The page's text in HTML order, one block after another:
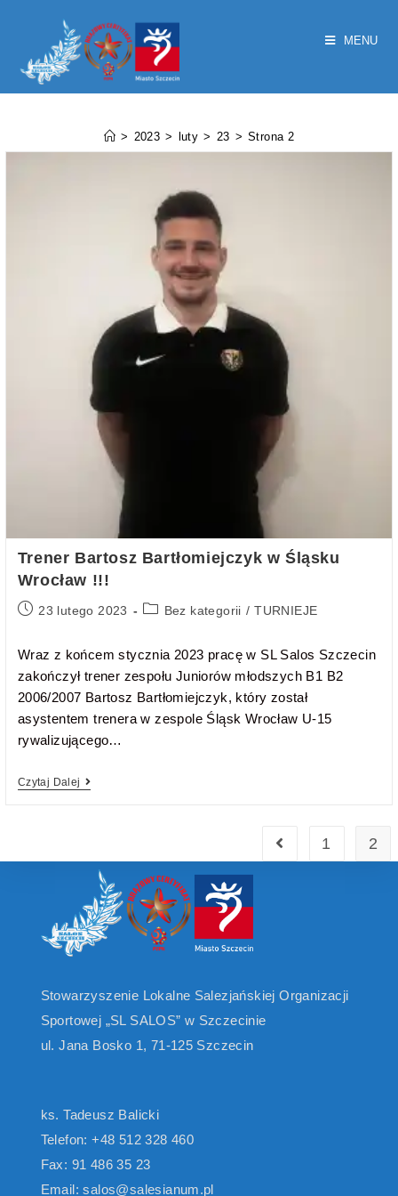
MENU
> 2023 > luty > 23 > Strona 2
Trener Bartosz Bartłomiejczyk w Śląsku
Wrocław !!!
23 lutego 2023 Bez kategorii / TURNIEJE
Wraz z końcem stycznia 2023 pracę w SL Salos Szczecin
zakończył trener zespołu Juniorów młodszych B1 B2
2006/2007 Bartosz Bartłomiejczyk, który został
asystentem trenera w zespole Śląsk Wrocław U-15
rywalizującego…
Czytaj Dalej
1 2
Stowarzyszenie Lokalne Salezjańskiej Organizacji
Sportowej „SL SALOS” w Szczecinie
ul. Jana Bosko 1, 71-125 Szczecin
ks. Tadeusz Balicki
Telefon: +48 512 328 460
Fax: 91 486 35 23
Email: salos@salesianum.pl